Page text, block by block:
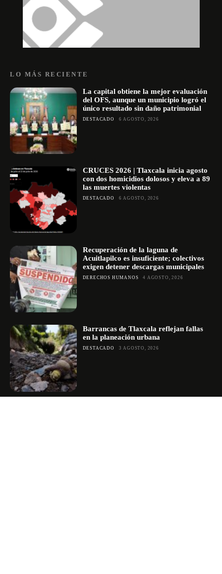
LO MÁS RECIENTE
La capital obtiene la mejor evaluación
del OFS, aunque un municipio logró el
único resultado sin daño patrimonial
DESTACADO 6 AGOSTO, 2026
CRUCES 2026 | Tlaxcala inicia agosto
con dos homicidios dolosos y eleva a 89
las muertes violentas
DESTACADO 6 AGOSTO, 2026
Recuperación de la laguna de
Acuitlapilco es insuficiente; colectivos
exigen detener descargas municipales
DERECHOS HUMANOS 4 AGOSTO, 2026
Barrancas de Tlaxcala reflejan fallas
en la planeación urbana
DESTACADO 3 AGOSTO, 2026